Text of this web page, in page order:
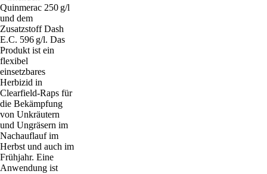
Quinmerac 250 g/l
und dem
Zusatzstoff Dash
E.C. 596 g/l. Das
Produkt ist ein
flexibel
einsetzbares
Herbizid in
Clearfield-Raps für
die Bekämpfung
von Unkräutern
und Ungräsern im
Nachauflauf im
Herbst und auch im
Frühjahr. Eine
Anwendung ist